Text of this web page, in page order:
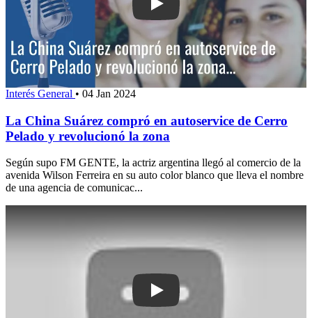
Play: La China Suárez compró en
Interés General • 04 Jan 2024
La China Suárez compró en autoservice de Cerro
Pelado y revolucionó la zona
Según supo FM GENTE, la actriz argentina llegó al comercio de la
avenida Wilson Ferreira en su auto color blanco que lleva el nombre
de una agencia de comunicac...
Play: Ruiz afirmó que la sociedad